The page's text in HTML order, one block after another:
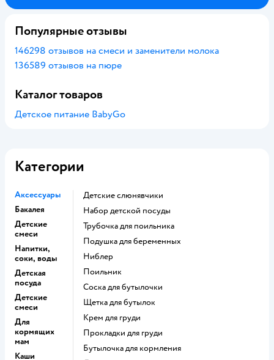
Популярные отзывы
146298 отзывов на смеси и заменители молока
136589 отзывов на пюре
Каталог товаров
Детское питание BabyGo
Категории
Аксессуары
Бакалея
Детские
смеси
Напитки,
соки, воды
Детская
посуда
Детские
смеси
Для
кормящих
мам
Каши
Детские слюнявчики
набор детской посуды
трубочка для поильника
подушка для беременных
ниблер
поильник
соска для бутылочки
щетка для бутылок
крем для груди
прокладки для груди
бутылочка для кормления